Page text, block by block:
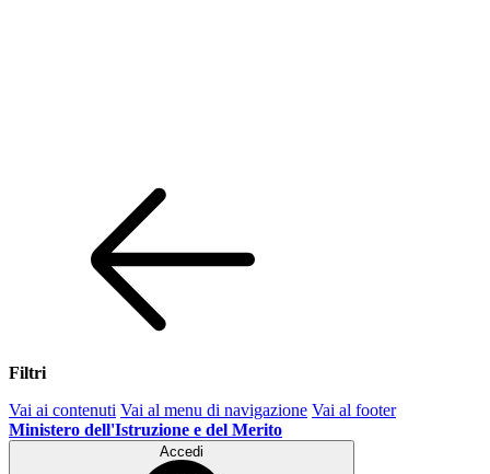
Filtri
Vai ai contenuti Vai al menu di navigazione Vai al footer
Ministero dell'Istruzione e del Merito
Accedi